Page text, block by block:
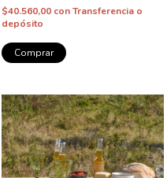
$40.560,00 con Transferencia o
depósito
Comprar